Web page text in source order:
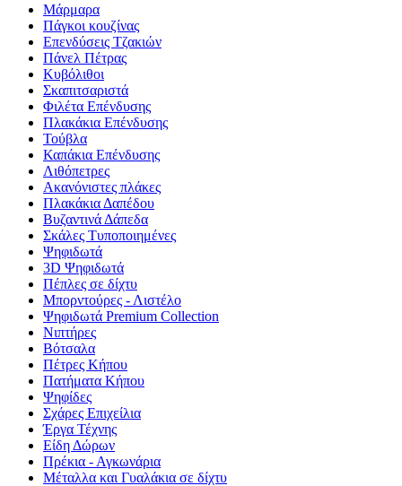
Μάρμαρα
Πάγκοι κουζίνας
Επενδύσεις Τζακιών
Πάνελ Πέτρας
Κυβόλιθοι
Σκαπιτσαριστά
Φιλέτα Επένδυσης
Πλακάκια Επένδυσης
Τούβλα
Καπάκια Επένδυσης
Λιθόπετρες
Ακανόνιστες πλάκες
Πλακάκια Δαπέδου
Βυζαντινά Δάπεδα
Σκάλες Τυποποιημένες
Ψηφιδωτά
3D Ψηφιδωτά
Πέπλες σε δίχτυ
Μπορντούρες - Λιστέλο
Ψηφιδωτά Premium Collection
Νιπτήρες
Βότσαλα
Πέτρες Κήπου
Πατήματα Κήπου
Ψηφίδες
Σχάρες Επιχείλια
Έργα Τέχνης
Είδη Δώρων
Πρέκια - Αγκωνάρια
Μέταλλα και Γυαλάκια σε δίχτυ